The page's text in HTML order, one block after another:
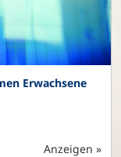
Erwachsene
Anzeigen »